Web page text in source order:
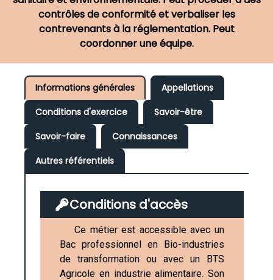
contrôles de conformité et verbaliser les
contrevenants à la réglementation. Peut
coordonner une équipe.
Informations générales
Appellations
Conditions d'exercice
Savoir-être
Savoir-faire
Connaissances
Autres référentiels
Conditions d'accès
Ce métier est accessible avec un
Bac professionnel en Bio-industries
de transformation ou avec un BTS
Agricole en industrie alimentaire. Son